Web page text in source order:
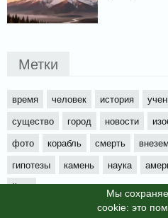
Мы
cookie: это
Метки
время человек история
существо
город новости
фото
корабль смерть
гипотезы
камень наука
йети